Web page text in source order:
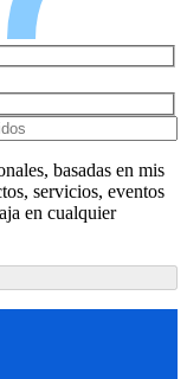
basadas en mis
servicios, eventos
en cualquier